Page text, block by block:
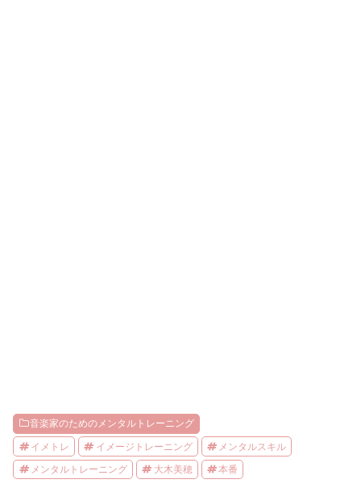
音楽家のためのメンタルトレーニング
イメトレ イメージトレーニング メンタルスキル
メンタルトレーニング 大木美穂 本番